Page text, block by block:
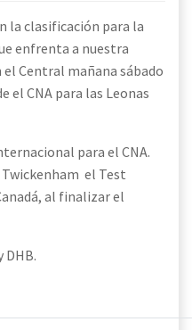
la clasificación para la
enfrenta a nuestra
Central mañana sábado
el CNA para las Leonas
para el CNA.
el Test
al finalizar el
DHB.